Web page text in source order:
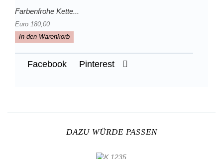
Farbenfrohe Kette...
Euro 180,00
In den Warenkorb
Facebook Pinterest
DAZU WÜRDE PASSEN